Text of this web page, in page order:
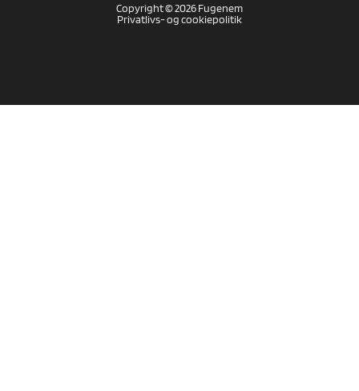
Copyright © 2026 Fugenem
Privatlivs- og cookiepolitik